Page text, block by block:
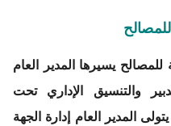
يسيرها المدير العام
والتنسيق الإداري تحت
المدير العام إدارة الجهة